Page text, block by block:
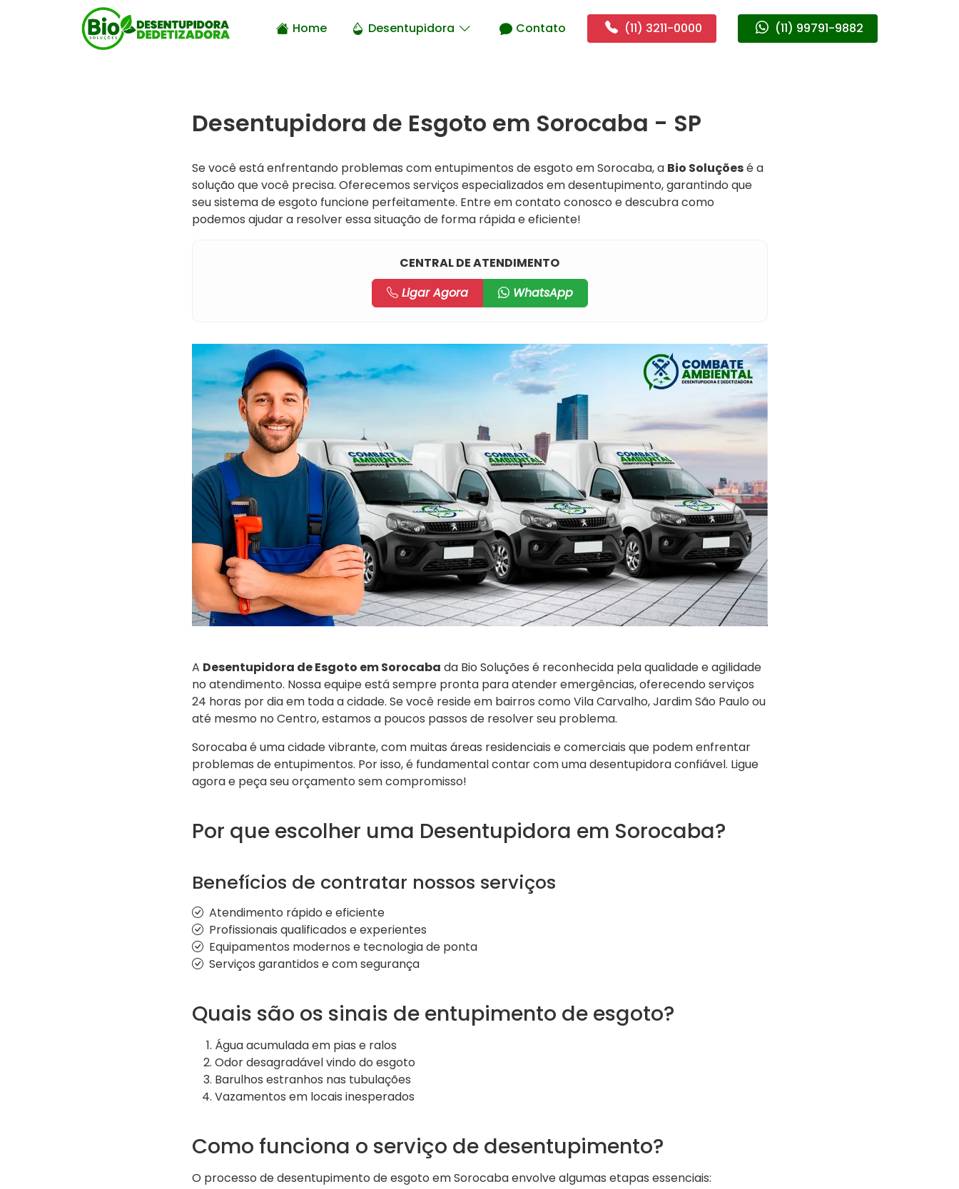
Home Desentupidora Contato (11) 3211-0000 (11) 99791-9882
Desentupidora de Esgoto em Sorocaba - SP
Se você está enfrentando problemas com entupimentos de esgoto em Sorocaba, a Bio Soluçõesé a
solução que você precisa. Oferecemos serviços especializados em desentupimento, garantindo que
seu sistema de esgoto funcione perfeitamente. Entre em contato conosco e descubra como
podemos ajudar a resolver essa situação de forma rápida e eficiente!
CENTRAL DE ATENDIMENTO
Ligar Agora
WhatsApp
A Desentupidora de Esgoto em Sorocaba da Bio Soluções é reconhecida pela qualidade e agilidade
no atendimento. Nossa equipe está sempre pronta para atender emergências, oferecendo serviços
24 horas por dia em toda a cidade. Se você reside em bairros como Vila Carvalho, Jardim São Paulo ou
até mesmo no Centro, estamos a poucos passos de resolver seu problema.
Sorocaba é uma cidade vibrante, com muitas áreas residenciais e comerciais que podem enfrentar
problemas de entupimentos. Por isso, é fundamental contar com uma desentupidora confiável. Ligue
agora e peça seu orçamento sem compromisso!
Por que escolher uma Desentupidora em Sorocaba?
Benefícios de contratar nossos serviços
Atendimento rápido e eficiente
Profissionais qualificados e experientes
Equipamentos modernos e tecnologia de ponta
Serviços garantidos e com segurança
Quais são os sinais de entupimento de esgoto?
Água acumulada em pias e ralos
Odor desagradável vindo do esgoto
Barulhos estranhos nas tubulações
Vazamentos em locais inesperados
Como funciona o serviço de desentupimento?
O processo de desentupimento de esgoto em Sorocaba envolve algumas etapas essenciais: